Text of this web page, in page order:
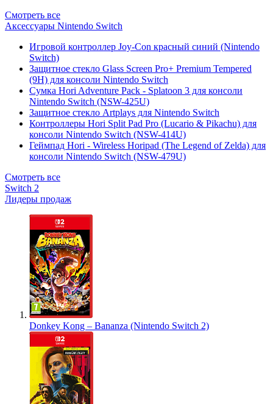
Смотреть все
Аксессуары Nintendo Switch
Игровой контроллер Joy-Con красный синий (Nintendo
Switch)
Защитное стекло Glass Screen Pro+ Premium Tempered
(9H) для консоли Nintendo Switch
Сумка Hori Adventure Pack - Splatoon 3 для консоли
Nintendo Switch (NSW-425U)
Защитное стекло Artplays для Nintendo Switch
Контроллеры Hori Split Pad Pro (Lucario & Pikachu) для
консоли Nintendo Switch (NSW-414U)
Геймпад Hori - Wireless Horipad (The Legend of Zelda) для
консоли Nintendo Switch (NSW-479U)
Смотреть все
Switch 2
Лидеры продаж
Donkey Kong – Bananza (Nintendo Switch 2)